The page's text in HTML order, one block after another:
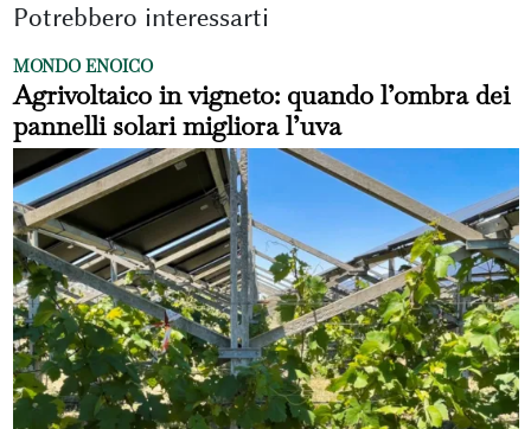
Potrebbero interessarti
MONDO ENOICO
Agrivoltaico in vigneto: quando l’ombra dei
pannelli solari migliora l’uva